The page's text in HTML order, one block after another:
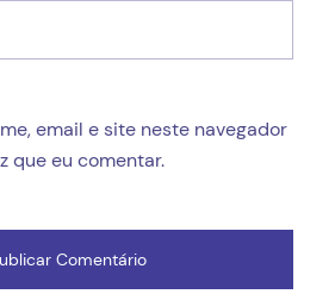
email e site neste navegador
que eu comentar.